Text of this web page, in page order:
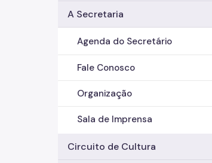
A Secretaria
Agenda do Secretário
Fale Conosco
Organização
Sala de Imprensa
Circuito de Cultura